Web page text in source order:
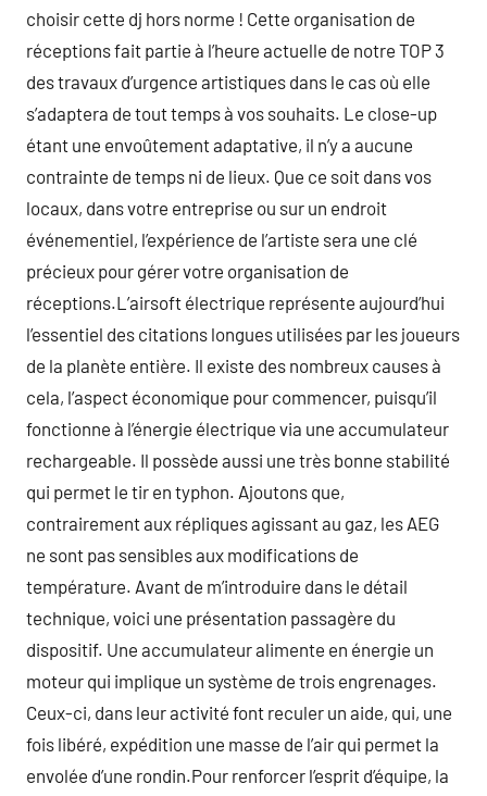
choisir cette dj hors norme ! Cette organisation de
réceptions fait partie à l’heure actuelle de notre TOP 3
des travaux d’urgence artistiques dans le cas où elle
s’adaptera de tout temps à vos souhaits. Le close-up
étant une envoûtement adaptative, il n’y a aucune
contrainte de temps ni de lieux. Que ce soit dans vos
locaux, dans votre entreprise ou sur un endroit
événementiel, l’expérience de l’artiste sera une clé
précieux pour gérer votre organisation de
réceptions.L’airsoft électrique représente aujourd’hui
l’essentiel des citations longues utilisées par les joueurs
de la planète entière. Il existe des nombreux causes à
cela, l’aspect économique pour commencer, puisqu’il
fonctionne à l’énergie électrique via une accumulateur
rechargeable. Il possède aussi une très bonne stabilité
qui permet le tir en typhon. Ajoutons que,
contrairement aux répliques agissant au gaz, les AEG
ne sont pas sensibles aux modifications de
température. Avant de m’introduire dans le détail
technique, voici une présentation passagère du
dispositif. Une accumulateur alimente en énergie un
moteur qui implique un système de trois engrenages.
Ceux-ci, dans leur activité font reculer un aide, qui, une
fois libéré, expédition une masse de l’air qui permet la
envolée d’une rondin.Pour renforcer l’esprit d’équipe, la